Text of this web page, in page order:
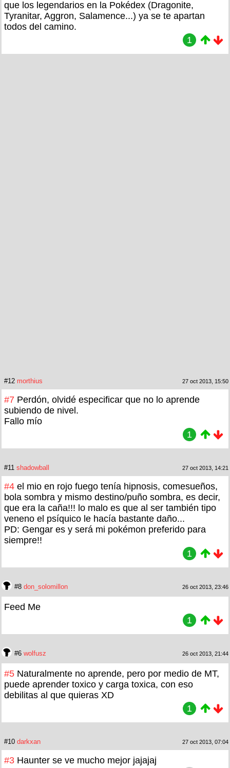
que los legendarios en la Pokédex (Dragonite,
Tyranitar, Aggron, Salamence...) ya se te apartan
todos del camino.
1
#12 morthius 27 oct 2013, 15:50
#7 Perdón, olvidé especificar que no lo aprende
subiendo de nivel.
Fallo mío
1
#11 shadowball 27 oct 2013, 14:21
#4 el mio en rojo fuego tenía hipnosis, comesueños,
bola sombra y mismo destino/puño sombra, es decir,
que era la caña!!! lo malo es que al ser también tipo
veneno el psíquico le hacía bastante daño...
PD: Gengar es y será mi pokémon preferido para
siempre!!
1
#8 don_solomillon 26 oct 2013, 23:46
Feed Me
1
#6 wolfusz 26 oct 2013, 21:44
#5 Naturalmente no aprende, pero por medio de MT,
puede aprender toxico y carga toxica, con eso
debilitas al que quieras XD
1
#10 darkxan 27 oct 2013, 07:04
#3 Haunter se ve mucho mejor jajajaj